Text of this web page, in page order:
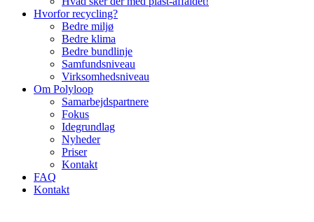
Hvorfor recycling?
Bedre miljø
Bedre klima
Bedre bundlinje
Samfundsniveau
Virksomhedsniveau
Om Polyloop
Samarbejdspartnere
Fokus
Idegrundlag
Nyheder
Priser
Kontakt
FAQ
Kontakt